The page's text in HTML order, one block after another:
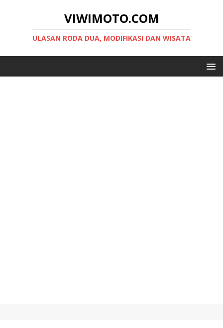
VIWIMOTO.COM
ULASAN RODA DUA, MODIFIKASI DAN WISATA